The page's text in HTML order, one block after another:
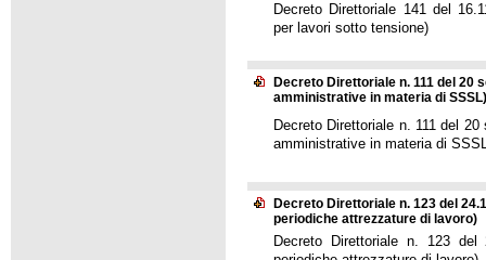
Decreto Direttoriale 141 del
per lavori sotto tensione)
Decreto Direttoriale n. 111 del 20
amministrative in materia di SSSL)
Decreto Direttoriale n. 111 del
amministrative in materia di
Decreto Direttoriale n. 123 del
periodiche attrezzature di lavoro)
Decreto Direttoriale n. 123 del